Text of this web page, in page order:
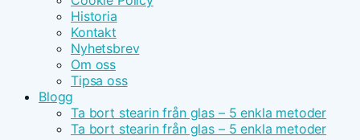
Historia
Kontakt
Nyhetsbrev
Om oss
Tipsa oss
Blogg
Ta bort stearin från glas – 5 enkla metoder
Ta bort stearin från glas – 5 enkla metoder